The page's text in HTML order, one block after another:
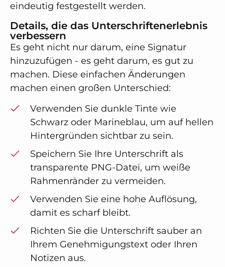
eindeutig festgestellt werden.
Details, die das Unterschriftenerlebnis
verbessern
Es geht nicht nur darum, eine Signatur
hinzuzufügen - es geht darum, es gut zu
machen. Diese einfachen Änderungen
machen einen großen Unterschied:
Verwenden Sie dunkle Tinte wie
Schwarz oder Marineblau, um auf hellen
Hintergründen sichtbar zu sein.
Speichern Sie Ihre Unterschrift als
transparente PNG-Datei, um weiße
Rahmenränder zu vermeiden.
Verwenden Sie eine hohe Auflösung,
damit es scharf bleibt.
Richten Sie die Unterschrift sauber an
Ihrem Genehmigungstext oder Ihren
Notizen aus.